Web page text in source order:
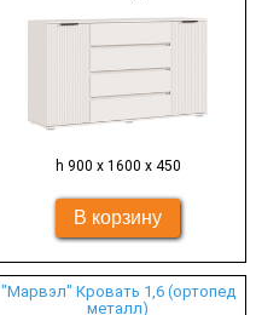
h 900 х 1600 х 450
"Марвэл" Кровать 1,6 (ортопед
металл)